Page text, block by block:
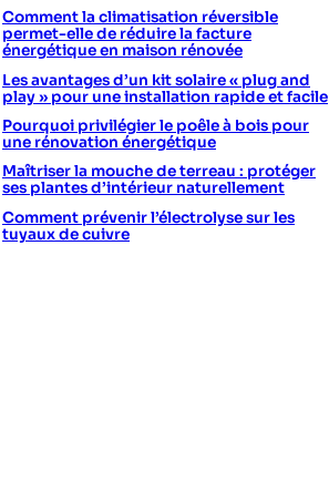
Comment la climatisation réversible
permet-elle de réduire la facture
énergétique en maison rénovée
Les avantages d’un kit solaire « plug and
play » pour une installation rapide et facile
Pourquoi privilégier le poêle à bois pour
une rénovation énergétique
Maîtriser la mouche de terreau : protéger
ses plantes d’intérieur naturellement
Comment prévenir l’électrolyse sur les
tuyaux de cuivre